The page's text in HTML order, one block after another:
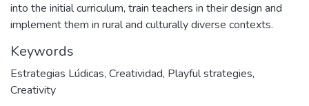
into the initial curriculum, train teachers in their design and
implement them in rural and culturally diverse contexts.
Keywords
Estrategias Lúdicas, Creatividad, Playful strategies,
Creativity